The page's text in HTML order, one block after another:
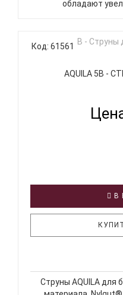
обладают
Код: 61561
AQUILA 5B -
В
Струны AQUILA для